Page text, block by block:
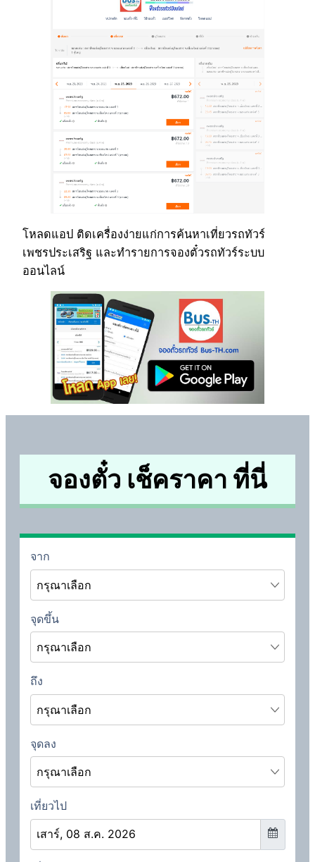
โหลดแอป ติดเครื่องง่ายแก่การค้นหาเที่ยวรถทัวร์
เพชรประเสริฐ และทำรายการจองตั๋วรถทัวร์ระบบ
ออนไลน์
จองตั๋ว เช็คราคา ที่นี่